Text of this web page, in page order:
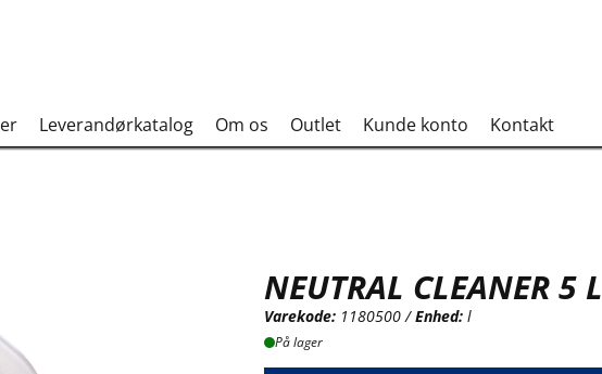
Leverandørkatalog Om os Outlet Kunde konto Kontakt
NEUTRAL CLEANER 5 L
Varekode: 1180500 /Enhed:l
På lager